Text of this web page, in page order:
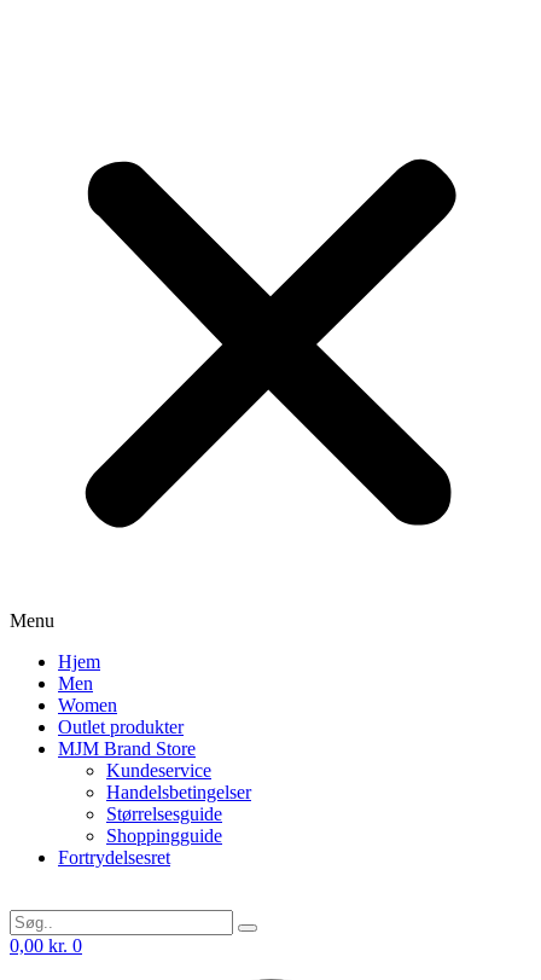
Menu
Hjem
Men
Women
Outlet produkter
MJM Brand Store
Kundeservice
Handelsbetingelser
Størrelsesguide
Shoppingguide
Fortrydelsesret
0,00 kr. 0